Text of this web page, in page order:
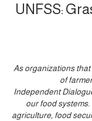
UNFSS:
As organizations
of
Independent
our food
agriculture, food